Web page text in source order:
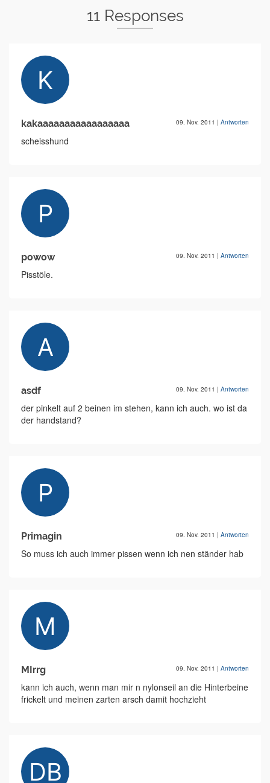
11 Responses
kakaaaaaaaaaaaaaaaaa 09. Nov. 2011 | Antworten
scheisshund
powow 09. Nov. 2011 | Antworten
Pisstöle.
asdf 09. Nov. 2011 | Antworten
der pinkelt auf 2 beinen im stehen, kann ich auch. wo ist da
der handstand?
Primagin 09. Nov. 2011 | Antworten
So muss ich auch immer pissen wenn ich nen ständer hab
MIrrg 09. Nov. 2011 | Antworten
kann ich auch, wenn man mir n nylonseil an die Hinterbeine
frickelt und meinen zarten arsch damit hochzieht